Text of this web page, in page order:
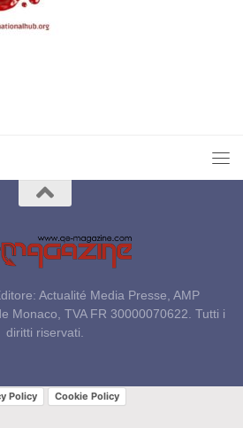
Actualité Media Presse, AMP
Monaco, TVA FR 30000070622. Tutti i
diritti riservati.
Policy Cookie Policy